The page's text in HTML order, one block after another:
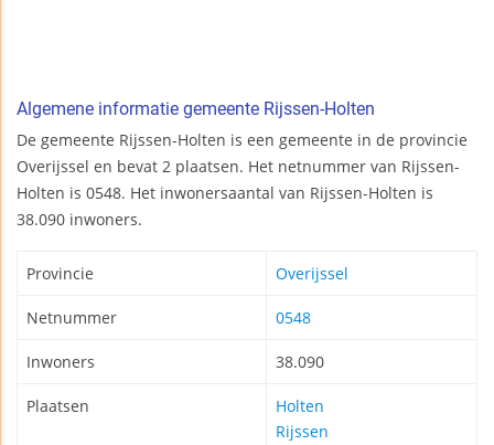
Algemene informatie gemeente Rijssen-Holten
De gemeente Rijssen-Holten is een gemeente in de provincie
Overijssel en bevat 2 plaatsen. Het netnummer van Rijssen-
Holten is 0548. Het inwonersaantal van Rijssen-Holten is
38.090 inwoners.
Provincie Overijssel
Netnummer 0548
Inwoners 38.090
Plaatsen
Holten
Rijssen